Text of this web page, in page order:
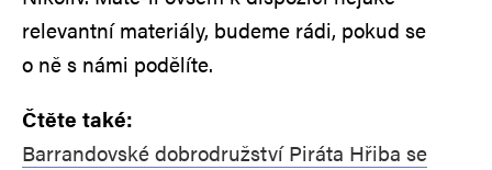
relevantní materiály, budeme rádi, pokud se
o ně s námi podělíte.
Čtěte také:
Barrandovské dobrodružství Piráta Hřiba se